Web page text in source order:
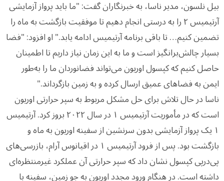
بیل نلسون، مدیر ناسا، به خبرنگاران گفت: "ما باید پرواز آزمایشی
آرتیمیس ۲ را به درستی انجام دهیم تا موفقیت بازگشت به ماه را
تضمین کنیم… تا باقی برنامه آرتیمیس ادامه یابد." او افزود: "فضا
بسیار چالش‌برانگیز است و ما به این زمان نیاز داریم تا اطمینان
حاصل کنیم که کپسول اوریون می‌تواند فضانوردان ما را به‌طور
ایمن به فضاهای عمیق ارسال کرده و به زمین بازگرداند."
ناسا در حال تلاش برای حل مشکل مربوط به سپر حرارتی اوریون
است که در مأموریت آرتیمیس ۱ در سال ۲۰۲۲ بروز کرد. آرتیمیس
۱ یک پرواز آزمایشی بدون سرنشین از سفینه اوریون به ماه و
بازگشت بود. پس از فرود آرتیمیس ۱ در اقیانوس آرام، بازرسی‌های
پی‌درپی کپسول نشان داد که سپر حرارتی آن عملکرد غیرمنتظره‌ای
داشته است. در هنگام ورود مجدد اوریون به جو زمین، سفینه با